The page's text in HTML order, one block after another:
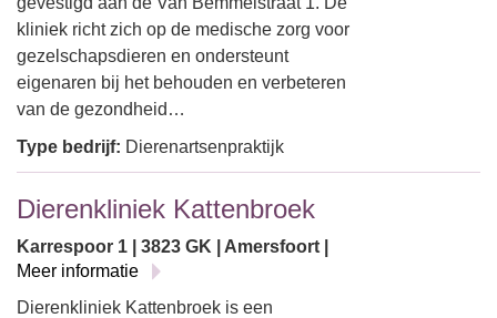
kliniek richt zich op de medische zorg voor
gezelschapsdieren en ondersteunt
eigenaren bij het behouden en verbeteren
van de gezondheid…
Type bedrijf: Dierenartsenpraktijk
Dierenkliniek Kattenbroek
Karrespoor 1 | 3823 GK | Amersfoort |
Meer informatie
Dierenkliniek Kattenbroek is een